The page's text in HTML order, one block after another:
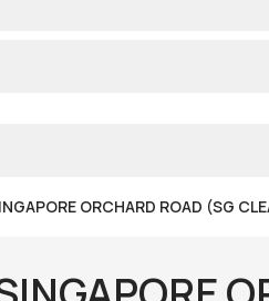
ORCHARD ROAD (SG